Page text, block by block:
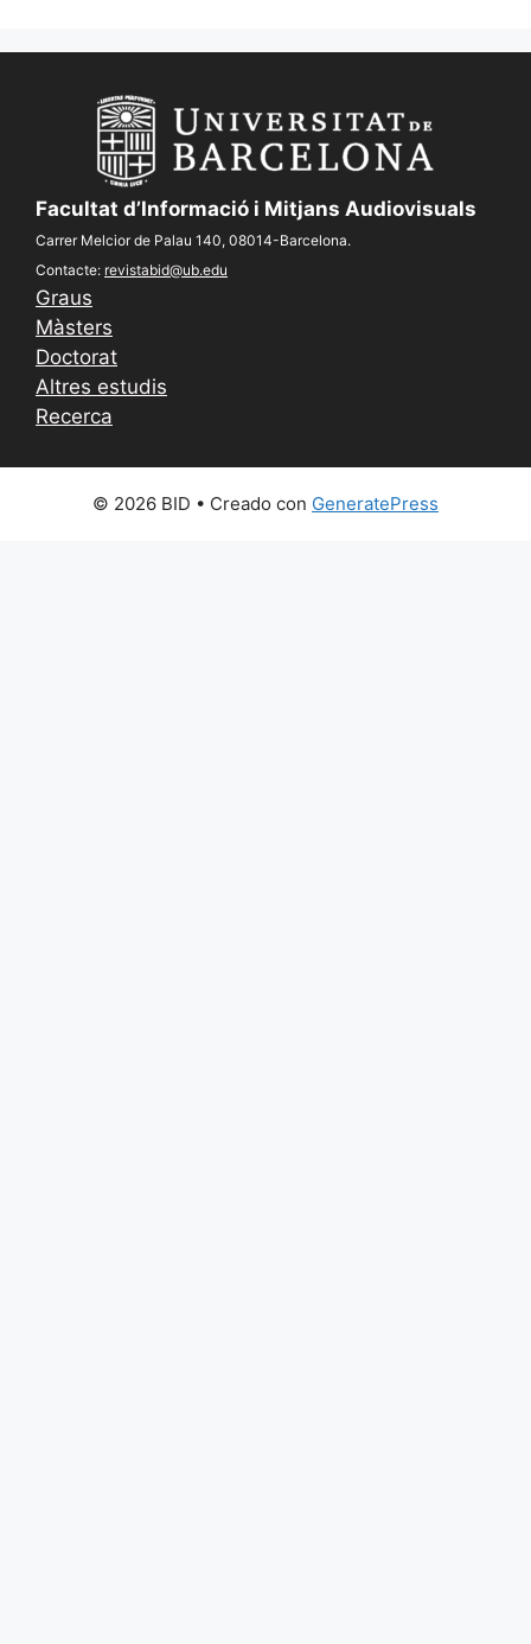
Facultat d’Informació i Mitjans Audiovisuals
Carrer Melcior de Palau 140, 08014-Barcelona.
Contacte: revistabid@ub.edu
Graus
Màsters
Doctorat
Altres estudis
Recerca
© 2026 BID • Creado con GeneratePress